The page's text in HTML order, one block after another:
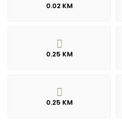
0.02 KM
0.25 KM
0.25 KM